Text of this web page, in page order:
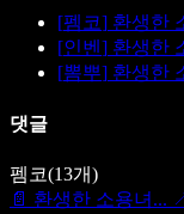
[펨코] 환생한
[인벤 ] 환생한
[뽐뿌] 환생한
댓글
펨코(13개)
📄 환생한 소용녀...